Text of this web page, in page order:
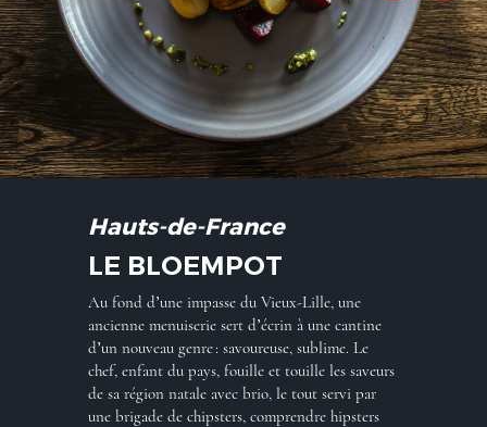
Hauts-de-France
LE BLOEMPOT
Au fond d’une impasse du Vieux-Lille, une
ancienne menuiserie sert d’écrin à une cantine
d’un nouveau genre : savoureuse, sublime. Le
chef, enfant du pays, fouille et touille les saveurs
de sa région natale avec brio, le tout servi par
une brigade de chipsters, comprendre hipsters